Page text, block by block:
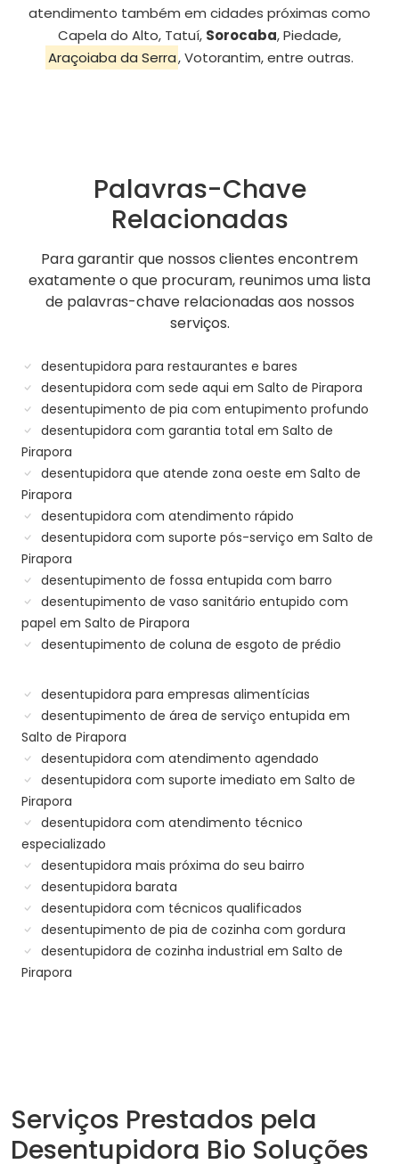
atendimento também em cidades próximas como
Capela do Alto, Tatuí, Sorocaba, Piedade,
Araçoiaba da Serra, Votorantim, entre outras.
Palavras-Chave
Relacionadas
Para garantir que nossos clientes encontrem
exatamente o que procuram, reunimos uma lista
de palavras-chave relacionadas aos nossos
serviços.
desentupidora para restaurantes e bares
desentupidora com sede aqui em Salto de Pirapora
desentupimento de pia com entupimento profundo
desentupidora com garantia total em Salto de
Pirapora
desentupidora que atende zona oeste em Salto de
Pirapora
desentupidora com atendimento rápido
desentupidora com suporte pós-serviço em Salto de
Pirapora
desentupimento de fossa entupida com barro
desentupimento de vaso sanitário entupido com
papel em Salto de Pirapora
desentupimento de coluna de esgoto de prédio
desentupidora para empresas alimentícias
desentupimento de área de serviço entupida em
Salto de Pirapora
desentupidora com atendimento agendado
desentupidora com suporte imediato em Salto de
Pirapora
desentupidora com atendimento técnico
especializado
desentupidora mais próxima do seu bairro
desentupidora barata
desentupidora com técnicos qualificados
desentupimento de pia de cozinha com gordura
desentupidora de cozinha industrial em Salto de
Pirapora
Serviços Prestados pela
Desentupidora Bio Soluções